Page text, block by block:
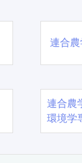
連合
連合農
環境学